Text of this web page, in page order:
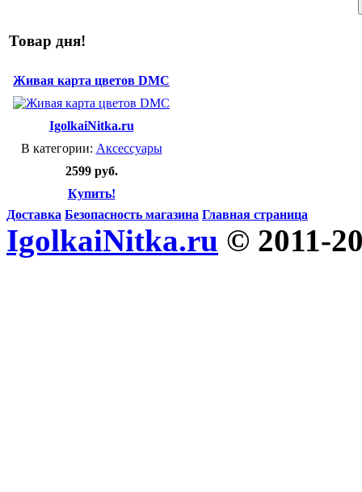
Товар дня!
Живая карта цветов DMC
IgolkaiNitka.ru
В категории: Аксессуары
2599 руб.
Купить!
Доставка Безопасность магазина Главная страница
IgolkaiNitka.ru © 2011-